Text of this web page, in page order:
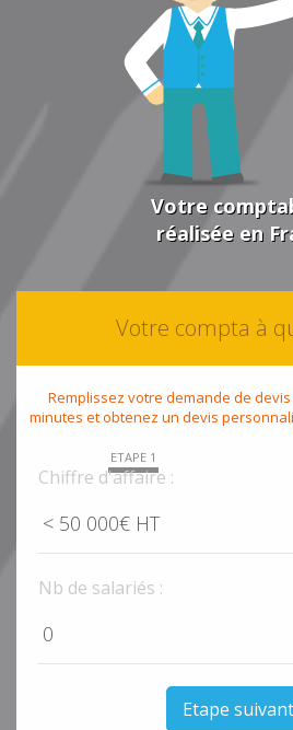
Votre
réalisée en
Votre compta à
Remplissez votre demande de
minutes et obtenez un devis
ETAPE 1
Chiffre d'affaire :
Nb de salariés :
Etape